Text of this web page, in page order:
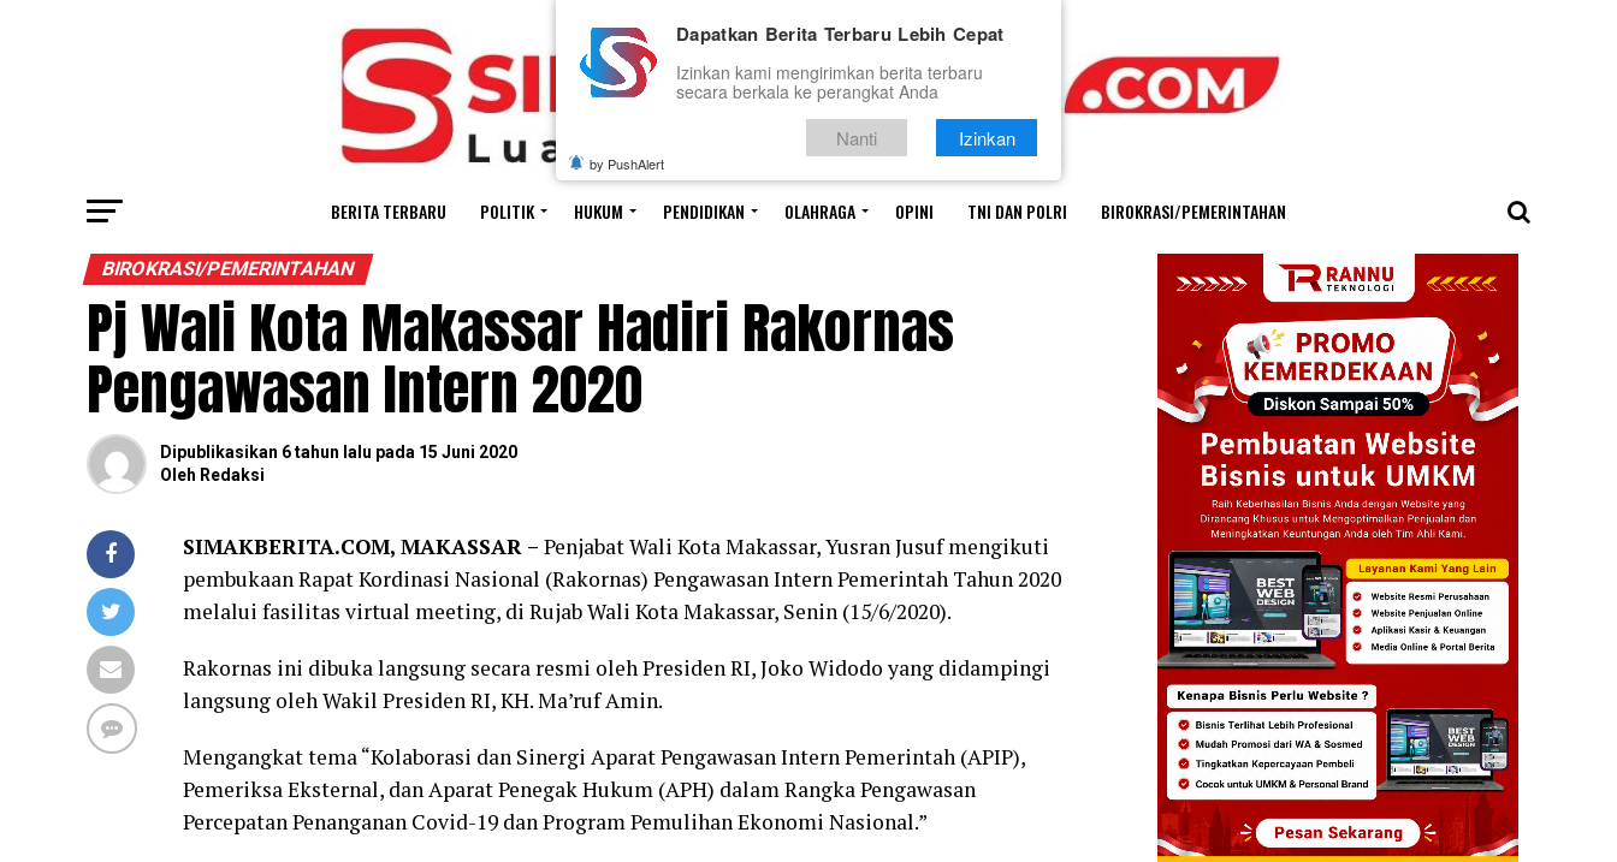
BERITA TERBARU POLITIK HUKUM PENDIDIKAN OLAHRAGA OPINI TNI DAN POLRI BIROKRASI/PEMERINTAHAN
BIROKRASI/PEMERINTAHAN
Pj Wali Kota Makassar Hadiri Rakornas
Pengawasan Intern 2020
Dipublikasikan 6 tahun lalu pada 15 Juni 2020
Oleh Redaksi
SIMAKBERITA.COM, MAKASSAR – Penjabat Wali Kota Makassar, Yusran Jusuf mengikuti
pembukaan Rapat Kordinasi Nasional (Rakornas) Pengawasan Intern Pemerintah Tahun 2020
melalui fasilitas virtual meeting, di Rujab Wali Kota Makassar, Senin (15/6/2020).
Rakornas ini dibuka langsung secara resmi oleh Presiden RI, Joko Widodo yang didampingi
langsung oleh Wakil Presiden RI, KH. Ma’ruf Amin.
Mengangkat tema “Kolaborasi dan Sinergi Aparat Pengawasan Intern Pemerintah (APIP),
Pemeriksa Eksternal, dan Aparat Penegak Hukum (APH) dalam Rangka Pengawasan
Percepatan Penanganan Covid-19 dan Program Pemulihan Ekonomi Nasional.”
Dapatkan Berita Terbaru Lebih Cepat
Izinkan kami mengirimkan berita terbaru
secara berkala ke perangkat Anda
Nanti Izinkan
by PushAlert